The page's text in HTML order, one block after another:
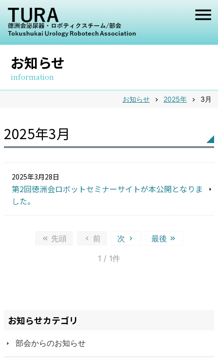
ニ
お知らせ
information
お知らせ chevron_right 2025年 chevron_right 3月
2025年3月
第2回徳洲会ロボットセミナーサイトが本公開となりま
した。
2025年3月28日
先頭 前 次 最後
1 / 1件
お知らせカテゴリ
部会からのお知らせ